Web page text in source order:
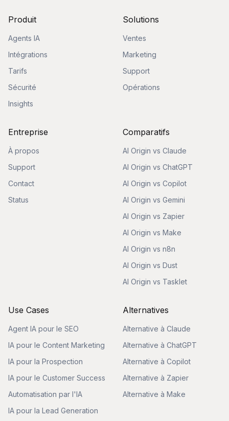
Produit
Agents IA
Intégrations
Tarifs
Sécurité
Insights
Solutions
Ventes
Marketing
Support
Opérations
Entreprise
À propos
Support
Contact
Status
Comparatifs
AI Origin vs Claude
AI Origin vs ChatGPT
AI Origin vs Copilot
AI Origin vs Gemini
AI Origin vs Zapier
AI Origin vs Make
AI Origin vs n8n
AI Origin vs Dust
AI Origin vs Tasklet
Use Cases
Agent IA pour le SEO
IA pour le Content Marketing
IA pour la Prospection
IA pour le Customer Success
Automatisation par l'IA
IA pour la Lead Generation
Alternatives
Alternative à Claude
Alternative à ChatGPT
Alternative à Copilot
Alternative à Zapier
Alternative à Make